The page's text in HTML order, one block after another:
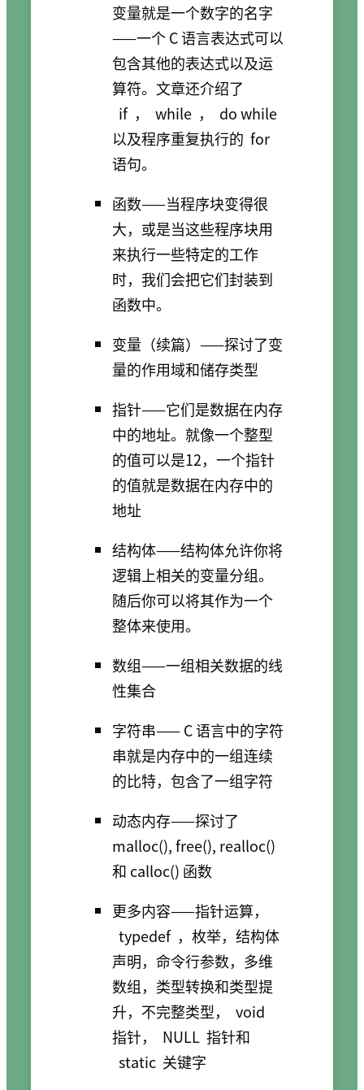
变量就是一个数字的名字
——一个 C 语言表达式可以
包含其他的表达式以及运
算符。文章还介绍了
if ， while ，
do while
以及程序重复执行的 for
语句。
函数——当程序块变得很
大，或是当这些程序块用
来执行一些特定的工作
时，我们会把它们封装到
函数中。
变量（续篇）——探讨了变
量的作用域和储存类型
指针——它们是数据在内存
中的地址。就像一个整型
的值可以是12，一个指针
的值就是数据在内存中的
地址
结构体——结构体允许你将
逻辑上相关的变量分组。
随后你可以将其作为一个
整体来使用。
数组——一组相关数据的线
性集合
字符串—— C 语言中的字符
串就是内存中的一组连续
的比特，包含了一组字符
动态内存——探讨了
malloc(), free(), realloc()
和 calloc() 函数
更多内容——指针运算，
typedef ，枚举，结构体
声明，命令行参数，多维
数组，类型转换和类型提
升，不完整类型，
void
指针，
NULL 指针和
static 关键字